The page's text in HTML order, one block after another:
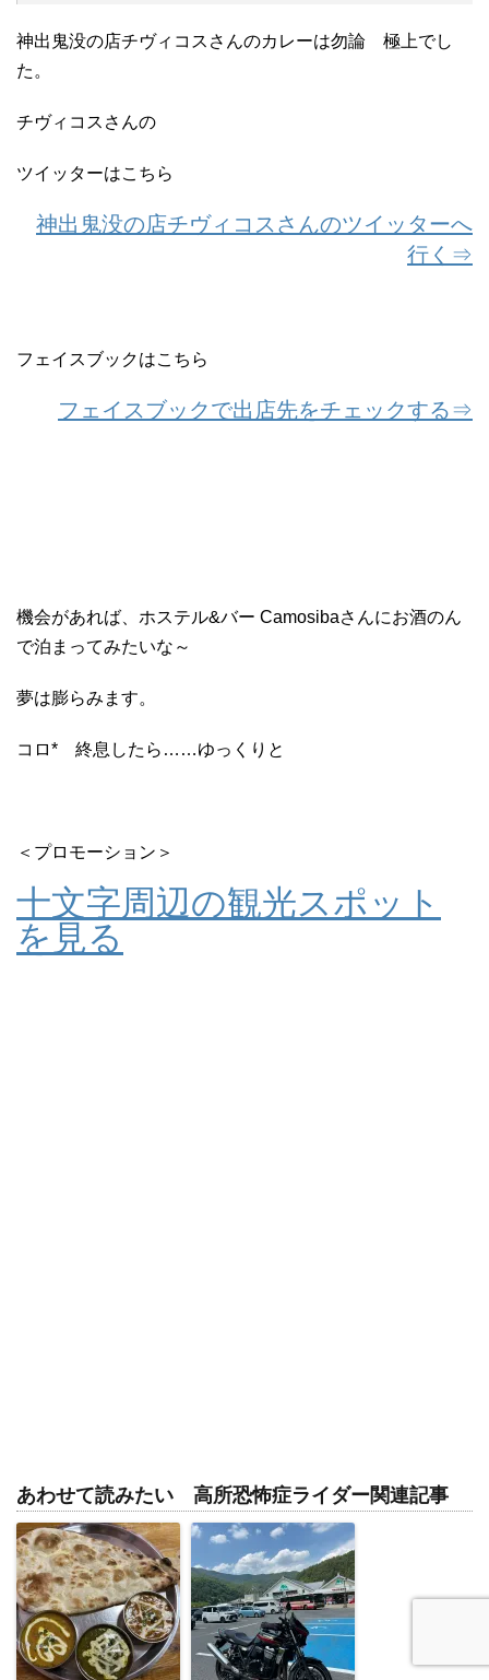
神出鬼没の店チヴィコスさんのカレーは勿論 極上でし
た。
チヴィコスさんの
ツイッターはこちら
神出鬼没の店チヴィコスさんのツイッターへ
行く⇒
フェイスブックはこちら
フェイスブックで出店先をチェックする⇒
機会があれば、ホステル&バー Camosibaさんにお酒のん
で泊まってみたいな～
夢は膨らみます。
コロ* 終息したら……ゆっくりと
＜プロモーション＞
十文字周辺の観光スポット
を見る
あわせて読みたい 高所恐怖症ライダー関連記事